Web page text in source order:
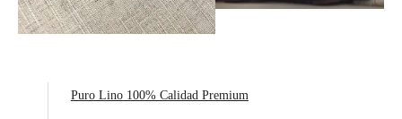
Puro Lino 100% Calidad Premium